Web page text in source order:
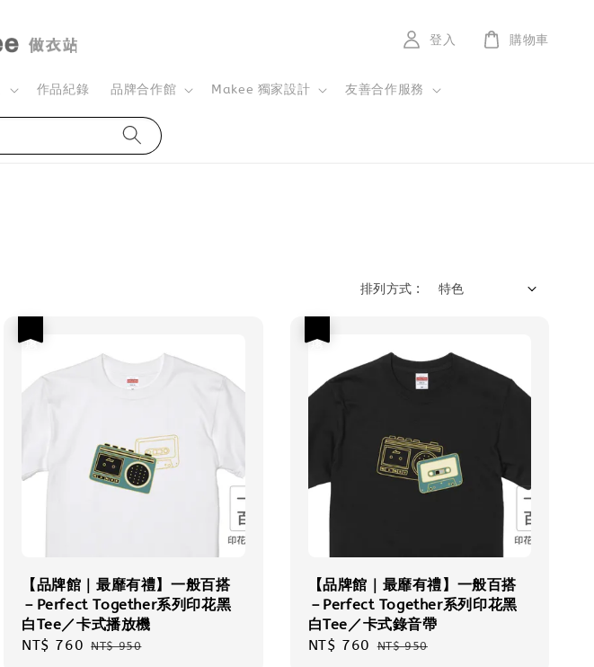
作品紀錄 品牌合作館 Makee 獨家設計 友善合作服務
登入 購物車
排列方式 :
【品牌館｜最靡有禮】一般百搭
－Perfect Together系列印花黑
白Tee／卡式播放機
Sale
NT$ 760 Regular
NT$ 950
【品牌館｜最靡有禮】一般百搭
－Perfect Together系列印花黑
白Tee／卡式錄音帶
Sale
NT$ 760 Regular
NT$ 950